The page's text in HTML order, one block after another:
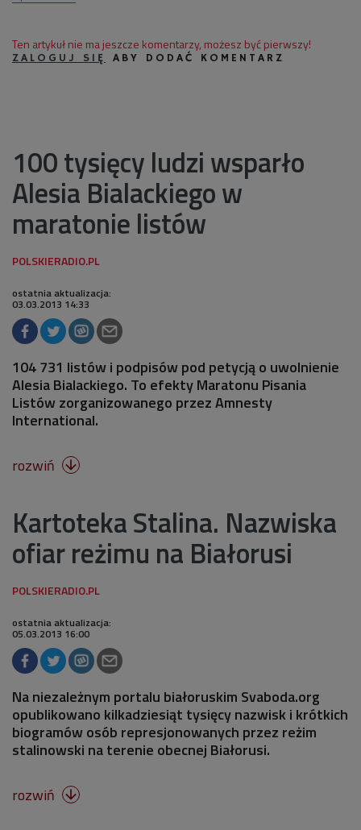
Ten artykuł nie ma jeszcze komentarzy, możesz być pierwszy!
ZALOGUJ SIĘ ABY DODAĆ KOMENTARZ
100 tysięcy ludzi wsparło
Alesia Bialackiego w
maratonie listów
ostatnia aktualizacja:
03.03.2013 14:33
104 731 listów i podpisów pod petycją o uwolnienie
Alesia Bialackiego. To efekty Maratonu Pisania
Listów zorganizowanego przez Amnesty
International.
rozwiń 
Kartoteka Stalina. Nazwiska
ofiar reżimu na Białorusi
ostatnia aktualizacja:
05.03.2013 16:00
Na niezależnym portalu białoruskim Svaboda.org
opublikowano kilkadziesiąt tysięcy nazwisk i krótkich
biogramów osób represjonowanych przez reżim
stalinowski na terenie obecnej Białorusi.
rozwiń 